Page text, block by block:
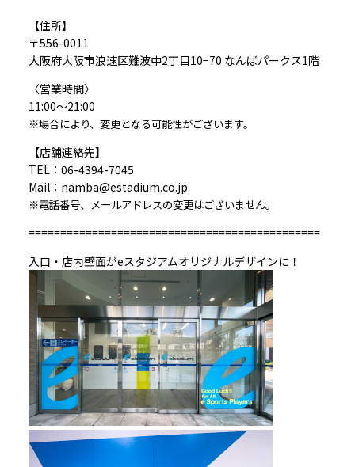
【住所】
〒556-0011
大阪府大阪市浪速区難波中2丁目10−70 なんばパークス1階
〈営業時間〉
11:00～21:00
※場合により、変更となる可能性がございます。
【店舗連絡先】
TEL： 06-4394-7045
Mail：namba@estadium.co.jp
※電話番号、メールアドレスの変更はございません。
==============================================
入口・店内壁面がeスタジアムオリジナルデザインに！